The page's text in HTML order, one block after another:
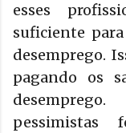
esses
suficiente
desemprego.
pagando os
pessimistas